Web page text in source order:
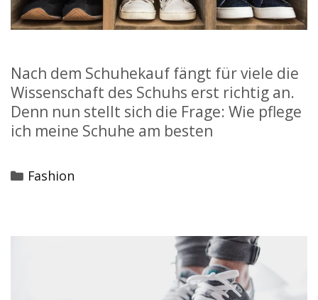
Nach dem Schuhekauf fängt für viele die
Wissenschaft des Schuhs erst richtig an.
Denn nun stellt sich die Frage: Wie pflege
ich meine Schuhe am besten
Categories
Fashion